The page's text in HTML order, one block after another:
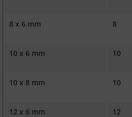
8 x 6 mm 8
10 x 6 mm 10
10 x 8 mm 10
12 x 6 mm 12